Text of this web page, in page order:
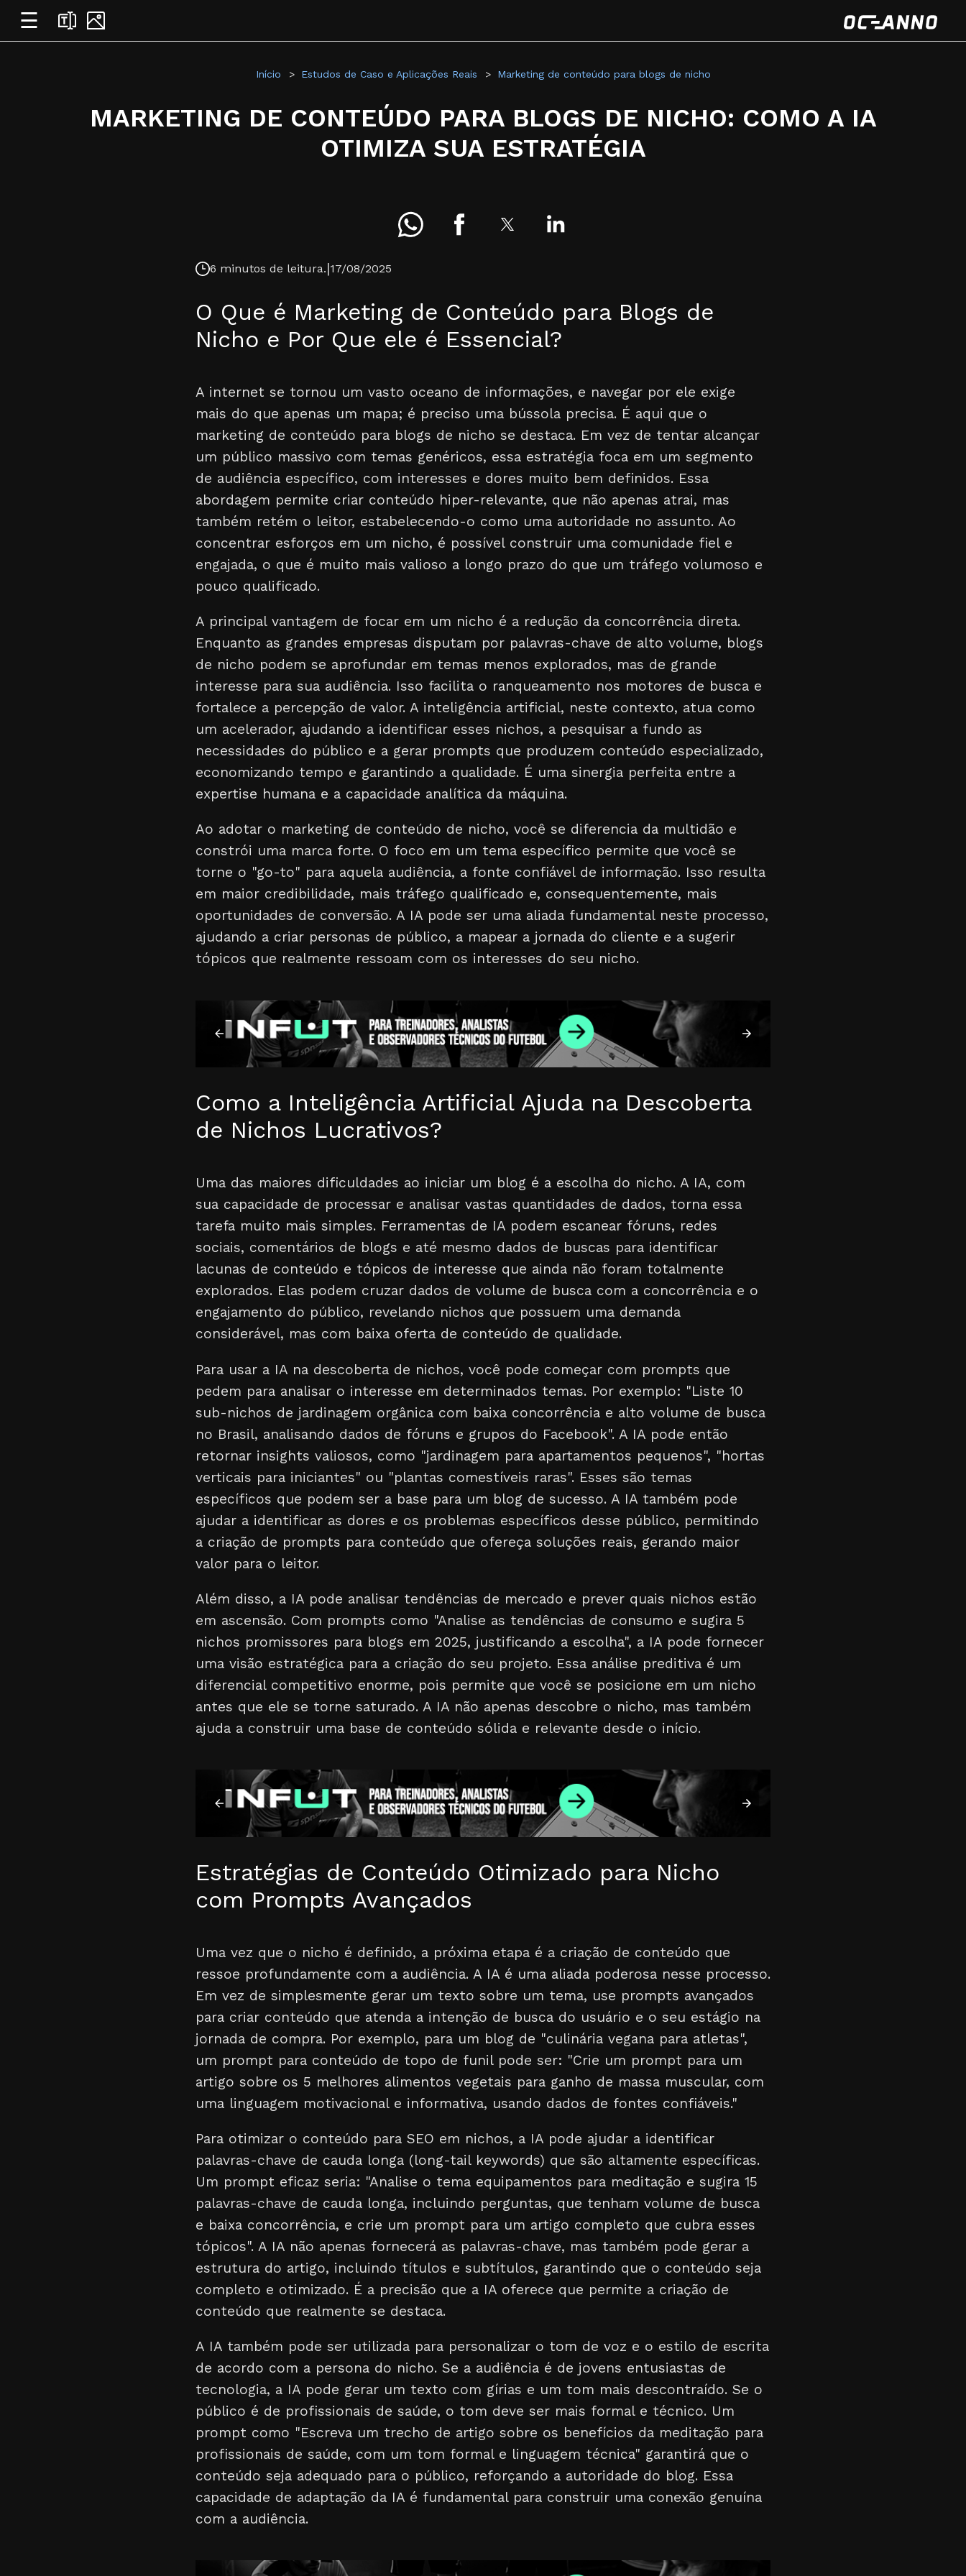
☰
Início Estudos de Caso e Aplicações Reais Marketing de conteúdo para blogs de nicho
MARKETING DE CONTEÚDO PARA BLOGS DE NICHO: COMO A IA
OTIMIZA SUA ESTRATÉGIA
6 minutos de leitura.|17/08/2025
O Que é Marketing de Conteúdo para Blogs de
Nicho e Por Que ele é Essencial?
A internet se tornou um vasto oceano de informações, e navegar por ele exige
mais do que apenas um mapa; é preciso uma bússola precisa. É aqui que o
marketing de conteúdo para blogs de nicho se destaca. Em vez de tentar alcançar
um público massivo com temas genéricos, essa estratégia foca em um segmento
de audiência específico, com interesses e dores muito bem definidos. Essa
abordagem permite criar conteúdo hiper-relevante, que não apenas atrai, mas
também retém o leitor, estabelecendo-o como uma autoridade no assunto. Ao
concentrar esforços em um nicho, é possível construir uma comunidade fiel e
engajada, o que é muito mais valioso a longo prazo do que um tráfego volumoso e
pouco qualificado.
A principal vantagem de focar em um nicho é a redução da concorrência direta.
Enquanto as grandes empresas disputam por palavras-chave de alto volume, blogs
de nicho podem se aprofundar em temas menos explorados, mas de grande
interesse para sua audiência. Isso facilita o ranqueamento nos motores de busca e
fortalece a percepção de valor. A inteligência artificial, neste contexto, atua como
um acelerador, ajudando a identificar esses nichos, a pesquisar a fundo as
necessidades do público e a gerar prompts que produzem conteúdo especializado,
economizando tempo e garantindo a qualidade. É uma sinergia perfeita entre a
expertise humana e a capacidade analítica da máquina.
Ao adotar o marketing de conteúdo de nicho, você se diferencia da multidão e
constrói uma marca forte. O foco em um tema específico permite que você se
torne o "go-to" para aquela audiência, a fonte confiável de informação. Isso resulta
em maior credibilidade, mais tráfego qualificado e, consequentemente, mais
oportunidades de conversão. A IA pode ser uma aliada fundamental neste processo,
ajudando a criar personas de público, a mapear a jornada do cliente e a sugerir
tópicos que realmente ressoam com os interesses do seu nicho.
Como a Inteligência Artificial Ajuda na Descoberta
de Nichos Lucrativos?
Uma das maiores dificuldades ao iniciar um blog é a escolha do nicho. A IA, com
sua capacidade de processar e analisar vastas quantidades de dados, torna essa
tarefa muito mais simples. Ferramentas de IA podem escanear fóruns, redes
sociais, comentários de blogs e até mesmo dados de buscas para identificar
lacunas de conteúdo e tópicos de interesse que ainda não foram totalmente
explorados. Elas podem cruzar dados de volume de busca com a concorrência e o
engajamento do público, revelando nichos que possuem uma demanda
considerável, mas com baixa oferta de conteúdo de qualidade.
Para usar a IA na descoberta de nichos, você pode começar com prompts que
pedem para analisar o interesse em determinados temas. Por exemplo: "Liste 10
sub-nichos de jardinagem orgânica com baixa concorrência e alto volume de busca
no Brasil, analisando dados de fóruns e grupos do Facebook". A IA pode então
retornar insights valiosos, como "jardinagem para apartamentos pequenos", "hortas
verticais para iniciantes" ou "plantas comestíveis raras". Esses são temas
específicos que podem ser a base para um blog de sucesso. A IA também pode
ajudar a identificar as dores e os problemas específicos desse público, permitindo
a criação de prompts para conteúdo que ofereça soluções reais, gerando maior
valor para o leitor.
Além disso, a IA pode analisar tendências de mercado e prever quais nichos estão
em ascensão. Com prompts como "Analise as tendências de consumo e sugira 5
nichos promissores para blogs em 2025, justificando a escolha", a IA pode fornecer
uma visão estratégica para a criação do seu projeto. Essa análise preditiva é um
diferencial competitivo enorme, pois permite que você se posicione em um nicho
antes que ele se torne saturado. A IA não apenas descobre o nicho, mas também
ajuda a construir uma base de conteúdo sólida e relevante desde o início.
Estratégias de Conteúdo Otimizado para Nicho
com Prompts Avançados
Uma vez que o nicho é definido, a próxima etapa é a criação de conteúdo que
ressoe profundamente com a audiência. A IA é uma aliada poderosa nesse processo.
Em vez de simplesmente gerar um texto sobre um tema, use prompts avançados
para criar conteúdo que atenda a intenção de busca do usuário e o seu estágio na
jornada de compra. Por exemplo, para um blog de "culinária vegana para atletas",
um prompt para conteúdo de topo de funil pode ser: "Crie um prompt para um
artigo sobre os 5 melhores alimentos vegetais para ganho de massa muscular, com
uma linguagem motivacional e informativa, usando dados de fontes confiáveis."
Para otimizar o conteúdo para SEO em nichos, a IA pode ajudar a identificar
palavras-chave de cauda longa (long-tail keywords) que são altamente específicas.
Um prompt eficaz seria: "Analise o tema equipamentos para meditação e sugira 15
palavras-chave de cauda longa, incluindo perguntas, que tenham volume de busca
e baixa concorrência, e crie um prompt para um artigo completo que cubra esses
tópicos". A IA não apenas fornecerá as palavras-chave, mas também pode gerar a
estrutura do artigo, incluindo títulos e subtítulos, garantindo que o conteúdo seja
completo e otimizado. É a precisão que a IA oferece que permite a criação de
conteúdo que realmente se destaca.
A IA também pode ser utilizada para personalizar o tom de voz e o estilo de escrita
de acordo com a persona do nicho. Se a audiência é de jovens entusiastas de
tecnologia, a IA pode gerar um texto com gírias e um tom mais descontraído. Se o
público é de profissionais de saúde, o tom deve ser mais formal e técnico. Um
prompt como "Escreva um trecho de artigo sobre os benefícios da meditação para
profissionais de saúde, com um tom formal e linguagem técnica" garantirá que o
conteúdo seja adequado para o público, reforçando a autoridade do blog. Essa
capacidade de adaptação da IA é fundamental para construir uma conexão genuína
com a audiência.